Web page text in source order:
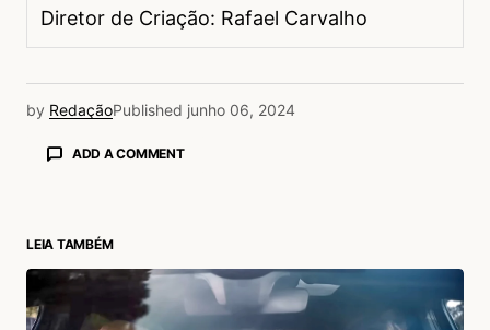
Diretor de Criação: Rafael Carvalho
by RedaçãoPublished junho 06, 2024
ADD A COMMENT
LEIA TAMBÉM